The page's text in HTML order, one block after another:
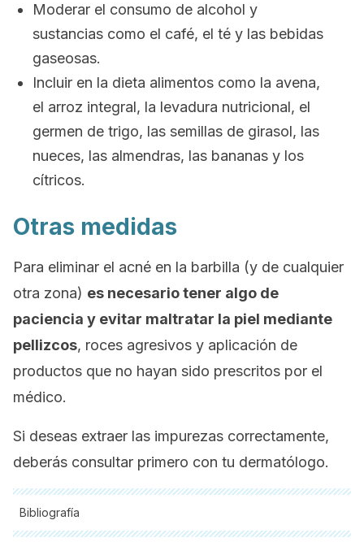
Moderar el consumo de alcohol y
sustancias como el café, el té y las bebidas
gaseosas.
Incluir en la dieta alimentos como la avena,
el arroz integral, la levadura nutricional, el
germen de trigo, las semillas de girasol, las
nueces, las almendras, las bananas y los
cítricos.
Otras medidas
Para eliminar el acné en la barbilla (y de cualquier
otra zona) es necesario tener algo de
paciencia y evitar maltratar la piel mediante
pellizcos, roces agresivos y aplicación de
productos que no hayan sido prescritos por el
médico.
Si deseas extraer las impurezas correctamente,
deberás consultar primero con tu dermatólogo.
Bibliografía
Todas las fuentes citadas fueron revisadas a profundidad por